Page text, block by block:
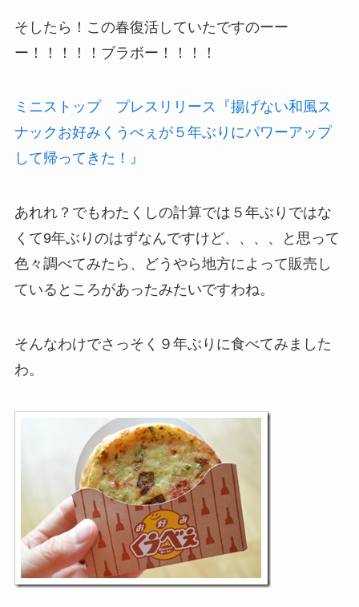
そしたら！この春復活していたですのーー
ー！！！！！ブラボー！！！！
ミニストップ プレスリリース『揚げない和風ス
ナックお好みくうべぇが５年ぶりにパワーアップ
して帰ってきた！』
あれれ？でもわたくしの計算では５年ぶりではな
くて9年ぶりのはずなんですけど、、、、と思って
色々調べてみたら、どうやら地方によって販売し
ているところがあったみたいですわね。
そんなわけでさっそく９年ぶりに食べてみました
わ。